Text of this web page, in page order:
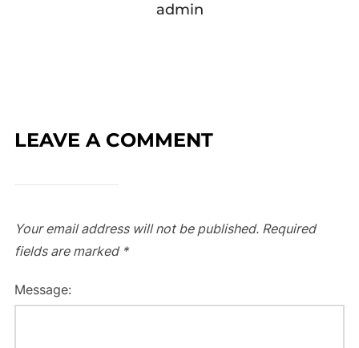
admin
LEAVE A COMMENT
Your email address will not be published. Required
fields are marked *
Message: